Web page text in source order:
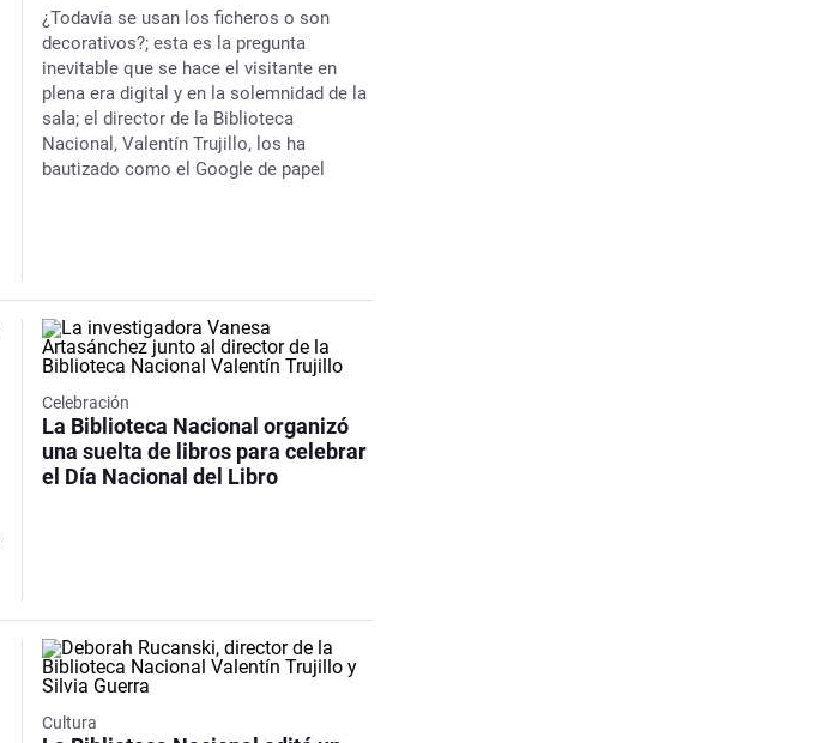
¿Todavía se usan los ficheros o son
decorativos?; esta es la pregunta
inevitable que se hace el visitante en
plena era digital y en la solemnidad de la
sala; el director de la Biblioteca
Nacional, Valentín Trujillo, los ha
bautizado como el Google de papel
Celebración
La Biblioteca Nacional organizó
una suelta de libros para celebrar
el Día Nacional del Libro
Cultura